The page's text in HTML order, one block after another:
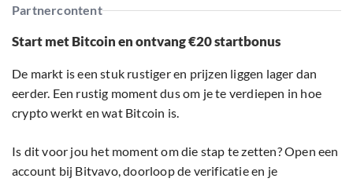
Partnercontent
Start met Bitcoin en ontvang €20 startbonus
De markt is een stuk rustiger en prijzen liggen lager dan
eerder. Een rustig moment dus om je te verdiepen in hoe
crypto werkt en wat Bitcoin is.
Is dit voor jou het moment om die stap te zetten? Open een
account bij Bitvavo, doorloop de verificatie en je